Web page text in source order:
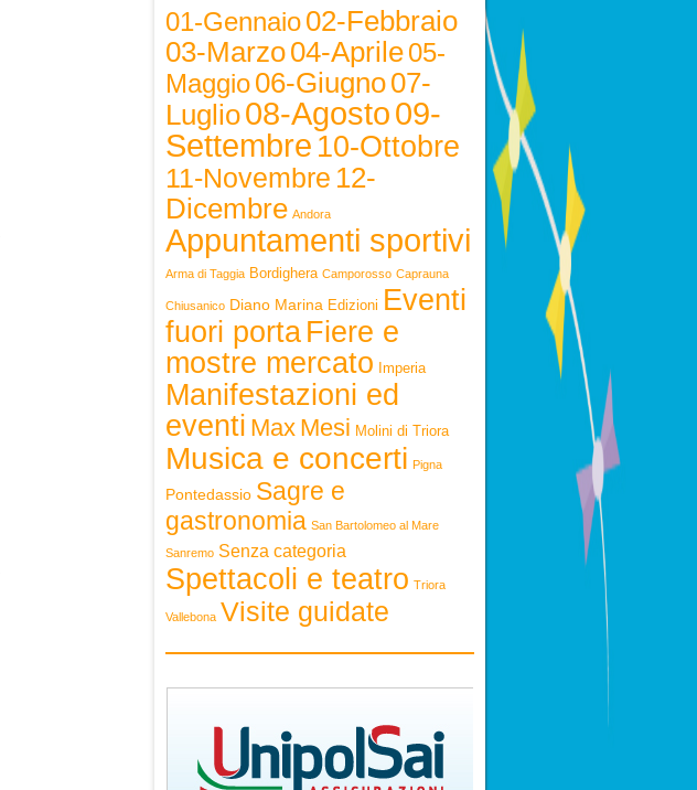
01-Gennaio02-Febbraio
03-Marzo04-Aprile05-
Maggio06-Giugno07-
Luglio08-Agosto09-
Settembre 10-Ottobre
11-Novembre 12-
Dicembre Andora
Appuntamenti sportivi
Arma di Taggia Bordighera Camporosso Caprauna
Chiusanico Diano Marina Edizioni Eventi
fuori porta Fiere e
mostre mercato
Imperia
Manifestazioni ed
eventi Max Mesi Molini di Triora
Musica e concerti Pigna
Pontedassio Sagre e
gastronomia San Bartolomeo al Mare
Sanremo Senza categoria
Spettacoli e teatro Triora
Vallebona Visite guidate